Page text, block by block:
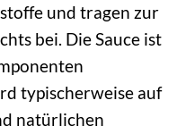
und tragen zur
bei. Die Sauce ist
typischerweise auf
natürlichen